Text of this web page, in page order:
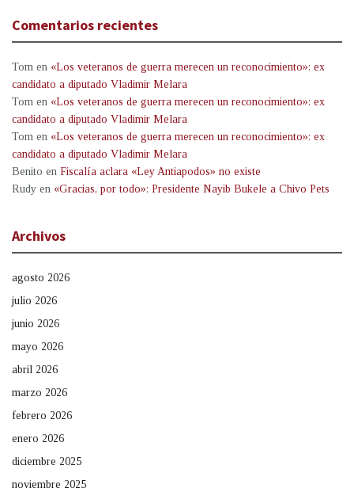
Comentarios recientes
Tom en «Los veteranos de guerra merecen un reconocimiento»: ex
candidato a diputado Vladimir Melara
Tom en «Los veteranos de guerra merecen un reconocimiento»: ex
candidato a diputado Vladimir Melara
Tom en «Los veteranos de guerra merecen un reconocimiento»: ex
candidato a diputado Vladimir Melara
Benito en Fiscalía aclara «Ley Antiapodos» no existe
Rudy en «Gracias, por todo»: Presidente Nayib Bukele a Chivo Pets
Archivos
agosto 2026
julio 2026
junio 2026
mayo 2026
abril 2026
marzo 2026
febrero 2026
enero 2026
diciembre 2025
noviembre 2025